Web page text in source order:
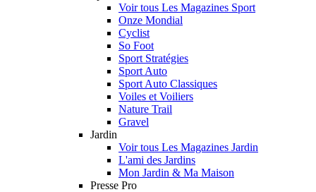
Voir tous Les Magazines Sport
Onze Mondial
Cyclist
So Foot
Sport Stratégies
Sport Auto
Sport Auto Classiques
Voiles et Voiliers
Nature Trail
Gravel
Jardin
Voir tous Les Magazines Jardin
L'ami des Jardins
Mon Jardin & Ma Maison
Presse Pro